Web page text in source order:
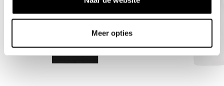
Meer opties